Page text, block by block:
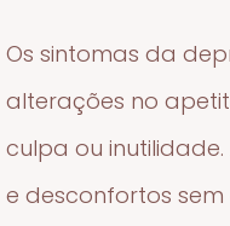
Os sintomas da
alterações no
culpa ou
e desconfortos